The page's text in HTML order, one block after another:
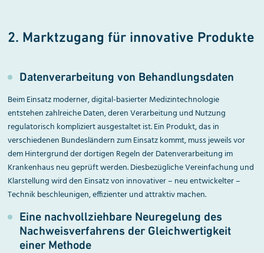
2. Marktzugang für innovative Produkte
Datenverarbeitung von Behandlungs­daten
Beim Einsatz moderner, digital-basierter Medizintechnologie
entstehen zahlreiche Daten, deren Verarbeitung und Nutzung
regulatorisch kompliziert ausgestaltet ist. Ein Produkt, das in
verschiedenen Bundesländern zum Einsatz kommt, muss jeweils vor
dem Hintergrund der dortigen Regeln der Datenverarbeitung im
Krankenhaus neu geprüft werden. Diesbezügliche Vereinfachung und
Klarstellung wird den Einsatz von innovativer – neu entwickelter –
Technik beschleunigen, effizienter und attraktiv machen.
Eine nachvollziehbare Neuregelung des
Nachweisverfahrens der Gleichwertigkeit
einer Methode